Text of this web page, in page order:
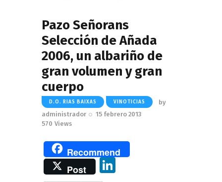
Pazo Señorans
Selección de Añada
2006, un albariño de
gran volumen y gran
cuerpo
D.O. RIAS BAIXAS VINOTICIAS
by
administrador
15 febrero 2013
570 Views
Recommend
Post